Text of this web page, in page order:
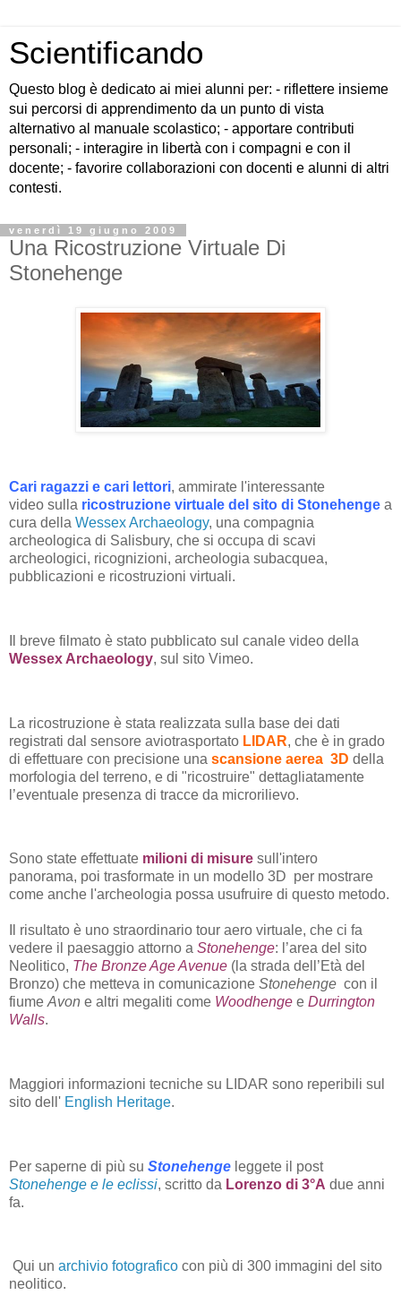
Scientificando
Questo blog è dedicato ai miei alunni per: - riflettere insieme
sui percorsi di apprendimento da un punto di vista
alternativo al manuale scolastico; - apportare contributi
personali; - interagire in libertà con i compagni e con il
docente; - favorire collaborazioni con docenti e alunni di altri
contesti.
venerdì 19 giugno 2009
Una Ricostruzione Virtuale Di
Stonehenge
Cari ragazzi e cari lettori, ammirate l'interessante
video sulla ricostruzione virtuale del sito di Stonehenge a
cura della Wessex Archaeology, una compagnia
archeologica di Salisbury, che si occupa di scavi
archeologici, ricognizioni, archeologia subacquea,
pubblicazioni e ricostruzioni virtuali.
Il breve filmato è stato pubblicato sul canale video della
Wessex Archaeology, sul sito Vimeo.
La ricostruzione è stata realizzata sulla base dei dati
registrati dal sensore aviotrasportato LIDAR, che è in grado
di effettuare con precisione una scansione aerea 3D della
morfologia del terreno, e di "ricostruire" dettagliatamente
l’eventuale presenza di tracce da microrilievo.
Sono state effettuate milioni di misure sull'intero
panorama, poi trasformate in un modello 3D per mostrare
come anche l'archeologia possa usufruire di questo metodo.
Il risultato è uno straordinario tour aero virtuale, che ci fa
vedere il paesaggio attorno a Stonehenge: l’area del sito
Neolitico, The Bronze Age Avenue (la strada dell’Età del
Bronzo) che metteva in comunicazione Stonehenge con il
fiume Avon e altri megaliti come Woodhenge e Durrington
Walls.
Maggiori informazioni tecniche su LIDAR sono reperibili sul
sito dell' English Heritage.
Per saperne di più su Stonehenge leggete il post
Stonehenge e le eclissi, scritto da Lorenzo di 3°A due anni
fa.
Qui un archivio fotografico con più di 300 immagini del sito
neolitico.